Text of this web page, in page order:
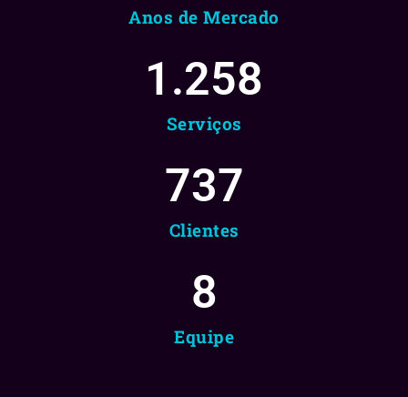
Anos de Mercado
Serviços
1.258
Clientes
737
Equipe
8